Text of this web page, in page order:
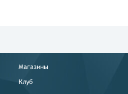
Магазины
Клуб